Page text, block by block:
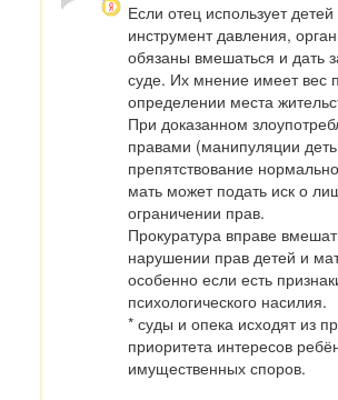
Если отец использует детей
инструмент давления,
обязаны вмешаться и дать
суде. Их мнение имеет вес
определении места
При доказанном
правами (манипуляции
препятствование
мать может подать иск о
ограничении прав.
Прокуратура вправе
нарушении прав детей и
особенно если есть
психологического насилия.
* суды и опека исходят из
приоритета интересов
имущественных споров.